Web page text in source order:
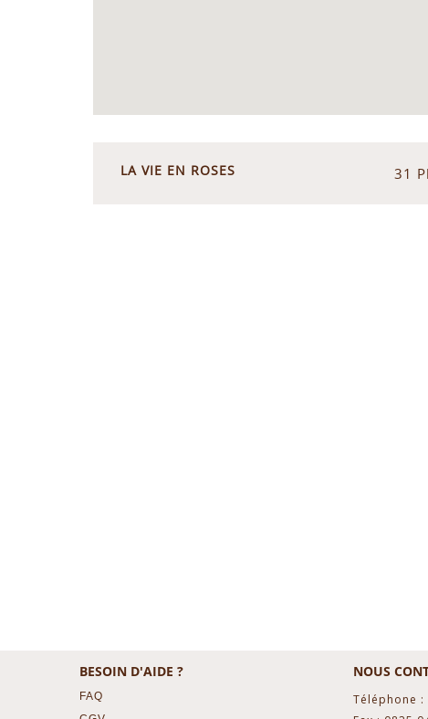
LA VIE EN ROSES 31
BESOIN D'AIDE ?
FAQ
NOUS
Téléphone :